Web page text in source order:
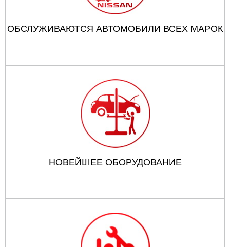
ОБСЛУЖИВАЮТСЯ АВТОМОБИЛИ ВСЕХ МАРОК
НОВЕЙШЕЕ ОБОРУДОВАНИЕ